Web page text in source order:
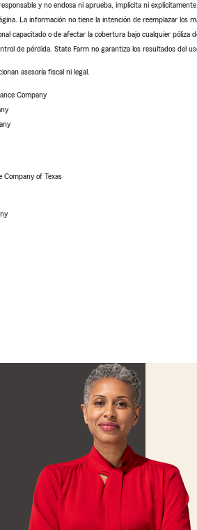
y no endosa ni aprueba, implícita ni
La información no tiene la intención de reemplazar los
capacitado o de afectar la cobertura bajo cualquier póliza
de pérdida. State Farm no garantiza los resultados del
asesoría fiscal ni legal.
Company
of Texas